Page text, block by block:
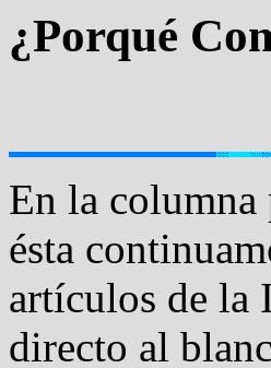
¿Porqué
En la columna
ésta
artículos de la
directo al